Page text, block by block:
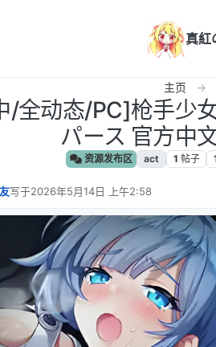
真紅
主页
/全动态/PC]枪手少
パース 官方中
资源发布区 act 1 帖子
写于2026年5月14日 上午2:58
最后由 编辑